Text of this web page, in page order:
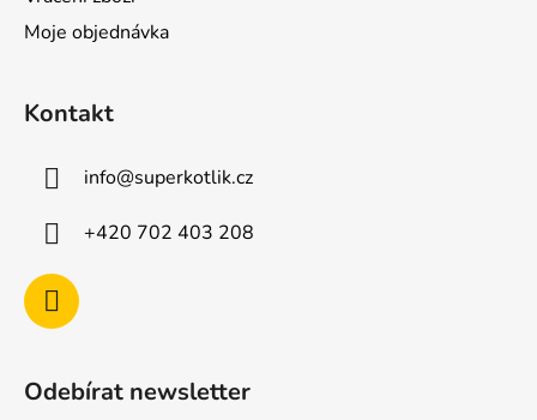
Moje objednávka
Kontakt
info@superkotlik.cz
+420 702 403 208
Odebírat newsletter